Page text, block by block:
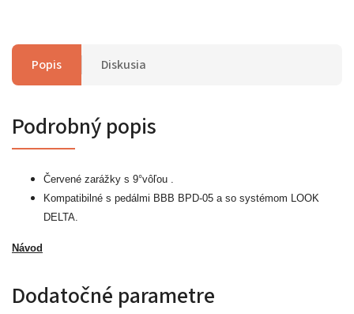
Popis Diskusia
Podrobný popis
Červené zarážky s 9°vôľou .
Kompatibilné s pedálmi BBB BPD-05 a so systémom LOOK
DELTA.
Návod
Dodatočné parametre